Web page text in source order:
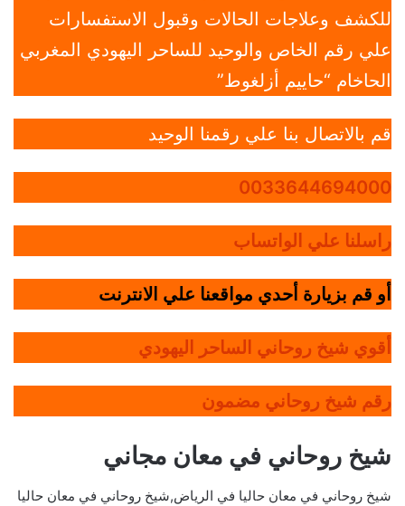
للكشف وعلاجات الحالات وقبول الاستفسارات
علي رقم الخاص والوحيد للساحر اليهودي المغربي
الحاخام “حاييم أزلغوط”
قم بالاتصال بنا علي رقمنا الوحيد
0033644694000
راسلنا علي الواتساب
أو قم بزيارة أحدي مواقعنا علي الانترنت
أقوي شيخ روحاني الساحر اليهودي
رقم شيخ روحاني مضمون
شيخ روحاني في معان مجاني
شيخ روحاني في معان حاليا في الرياض,شيخ روحاني في معان حاليا